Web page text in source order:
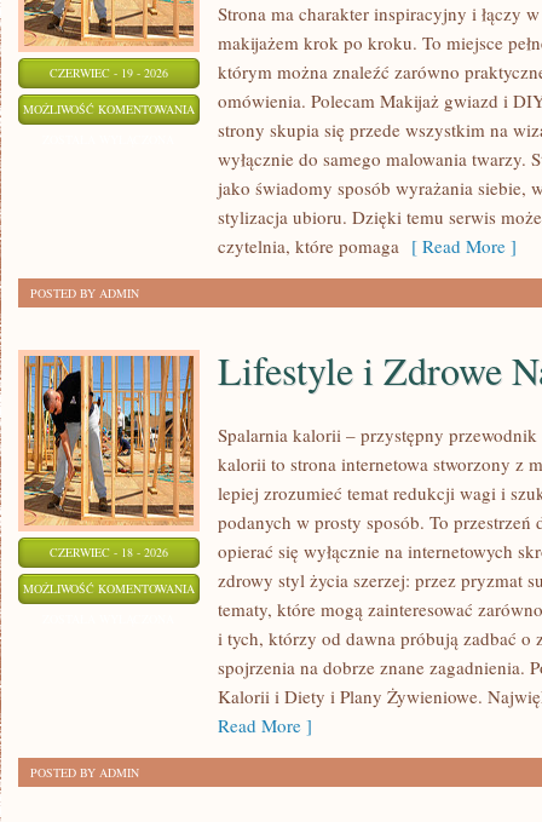
CZERWIEC - 19 - 2026
MOŻLIWOŚĆ KOMENTOWANIA PROFESJONALNE
TRIKI
WIZAŻYSTÓW
Strona ma charakter inspiracyjny i łączy
makijażem krok po kroku. To miejsce
którym można znaleźć zarówno
omówienia. Polecam Makijaż gwiazd i
strony skupia się przede wszystkim na
wyłącznie do samego malowania twarzy.
jako świadomy sposób wyrażania siebie,
stylizacja ubioru. Dzięki temu serwis
czytelnia, które pomaga [ Read More ]
POSTED BY ADMIN
CZERWIEC - 18 - 2026
MOŻLIWOŚĆ KOMENTOWANIA LIFESTYLE
ZDROWE
NAWYKI
Lifestyle i Zdrowe
Spalarnia kalorii – przystępny
kalorii to strona internetowa stworzony z
lepiej zrozumieć temat redukcji wagi i
podanych w prosty sposób. To
opierać się wyłącznie na internetowych
zdrowy styl życia szerzej: przez pryzmat
tematy, które mogą zainteresować
i tych, którzy od dawna próbują zadbać o
spojrzenia na dobrze znane zagadnienia.
Kalorii i Diety i Plany Żywieniowe.
Read More ]
POSTED BY ADMIN